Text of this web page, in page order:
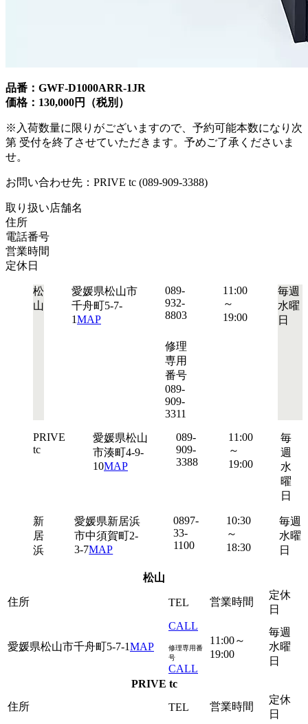
品番：GWF-D1000ARR-1JR
価格：130,000円（税別）
※入荷数量に限りがございますので、予約可能本数になり次
第 受付を終了させていただきます。予めご了承くださいま
せ。
お問い合わせ先：PRIVE tc (089-909-3388)
取り扱い店舗名
住所
電話番号
営業時間
定休日
松
山
愛媛県松山市
千舟町5-7-
1MAP
089-
932-
8803
修理
専用
番号
089-
909-
3311
11:00
～
19:00
毎週
水曜
日
PRIVE
tc
愛媛県松山
市湊町4-9-
10MAP
089-
909-
3388
11:00
～
19:00
毎
週
水
曜
日
新
居
浜
愛媛県新居浜
市中須賀町2-
3-7MAP
0897-
33-
1100
10:30
～
18:30
毎週
水曜
日
松山
住所 TEL 営業時間
定休
日
愛媛県松山市千舟町5-7-1MAP
CALL
修理専用番
号
CALL
11:00～
19:00
毎週
水曜
日
PRIVE tc
住所
TEL 営業時間
定休
日